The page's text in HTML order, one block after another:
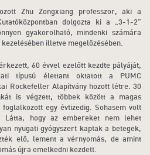
Zhu Zongxiang professzor, aki a
dolgozta ki a „3-1-2”
gyakorolható, mindenki számára
illetve megelőzésében.
60 évvel ezelőtt kezdte pályáját,
típusú élettant oktatott a PUMC
Rockefeller Alapítvány hozott létre. 30
is végzett, többek között a magas
foglalkozott egy évtizedig. Sohasem volt
Látta, hogy az embereket nem lehet
nyugati gyógyszert kaptak a betegek,
elő, lement a vérnyomás, de amint
újra emelkedni kezdett.